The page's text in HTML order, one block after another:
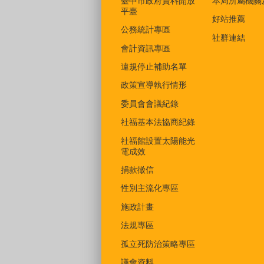
平臺
公務統計專區
會計資訊專區
違規停止補助名單
政策宣導執行情形
委員會會議紀錄
社福基本法協商紀錄
社福館設置太陽能光
電成效
捐款徵信
性別主流化專區
施政計畫
法規專區
孤立死防治策略專區
好站推薦
社群連結